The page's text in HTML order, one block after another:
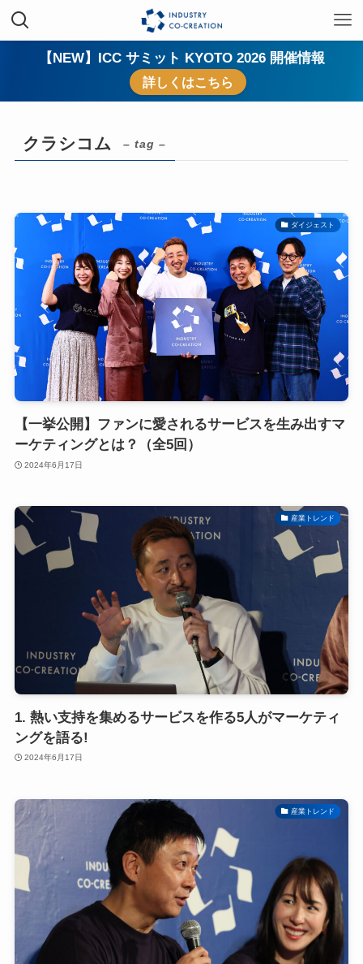
【NEW】ICC サミット KYOTO 2026 開催情報
詳しくはこちら
クラシコム – tag –
ダイジェスト
【一挙公開】ファンに愛されるサービスを生み出すマ
ーケティングとは？（全5回）
2024年6月17日
産業トレンド
1. 熱い支持を集めるサービスを作る5人がマーケティ
ングを語る!
2024年6月17日
産業トレンド